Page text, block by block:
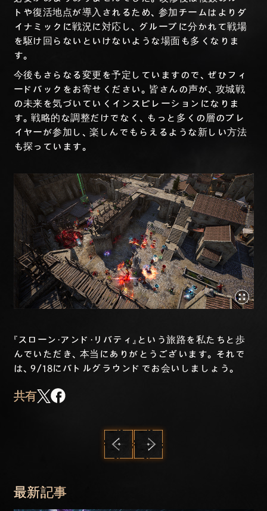
トや復活地点が導入されるため、参加チームはよりダ
イナミックに戦況に対応し、グループに分かれて戦場
を駆け回らないといけないような場面も多くなりま
す。
今後もさらなる変更を予定していますので、ぜひフィ
ードバックをお寄せください。皆さんの声が、攻城戦
の未来を気づいていくインスピレーションになりま
す。戦略的な調整だけでなく、もっと多くの層のプレ
イヤーが参加し、楽しんでもらえるような新しい方法
も探っています。
『スローン・アンド・リバティ』という旅路を私たちと歩
んでいただき、本当にありがとうございます。それで
は、9/18にバトルグラウンドでお会いしましょう。
共有
最新記事